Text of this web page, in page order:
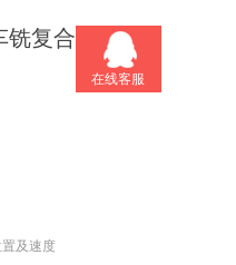
铣复合中心
及速度
在线客服